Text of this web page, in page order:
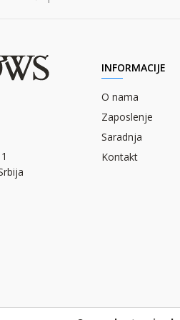
INFORMACIJE
O nama
Zaposlenje
Saradnja
Kontakt